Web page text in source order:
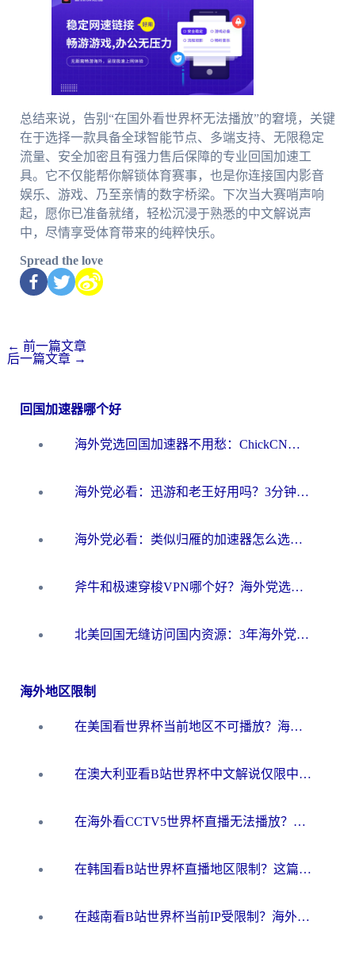
总结来说，告别“在国外看世界杯无法播放”的窘境，关键
在于选择一款具备全球智能节点、多端支持、无限稳定
流量、安全加密且有强力售后保障的专业回国加速工
具。它不仅能帮你解锁体育赛事，也是你连接国内影音
娱乐、游戏、乃至亲情的数字桥梁。下次当大赛哨声响
起，愿你已准备就绪，轻松沉浸于熟悉的中文解说声
中，尽情享受体育带来的纯粹快乐。
Spread the love
← 前一篇文章
后一篇文章 →
回国加速器哪个好
海外党选回国加速器不用愁：ChickCN和洞见哪个好？一篇搞定所有疑问
海外党必看：迅游和老王好用吗？3分钟选对加速国内网络的加速器
海外党必看：类似归雁的加速器怎么选？一篇搞定无缝访问国内资源
斧牛和极速穿梭VPN哪个好？海外党选回国加速器必看的真实对比与避坑指南
北美回国无缝访问国内资源：3年海外党亲测的加速器选择指南
海外地区限制
在美国看世界杯当前地区不可播放？海外党体育观赛终极指南来了！
在澳大利亚看B站世界杯中文解说仅限中国大陆？这篇指南帮你打破限制看遍赛事
在海外看CCTV5世界杯直播无法播放？这篇指南让你和国内球迷同步呐喊
在韩国看B站世界杯直播地区限制？这篇指南让你告别“当前地区不可播放”
在越南看B站世界杯当前IP受限制？海外党体育观赛终极指南来了